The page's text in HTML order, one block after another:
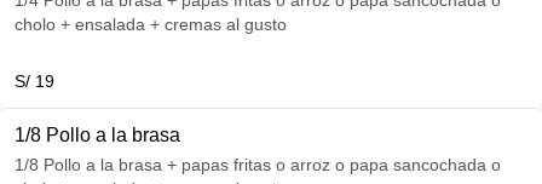
cholo + ensalada + cremas al gusto
S/ 19
1/8 Pollo a la brasa
1/8 Pollo a la brasa + papas fritas o arroz o papa sancochada o